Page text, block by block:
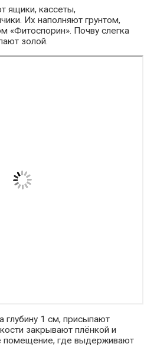
ящики, кассеты,
Их наполняют грунтом,
«Фитоспорин». Почву слегка
золой.
глубину 1 см, присыпают
закрывают плёнкой и
помещение, где выдерживают